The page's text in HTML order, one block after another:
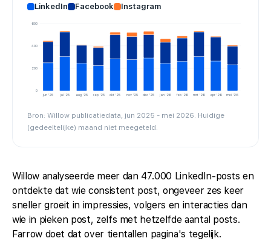
LinkedIn Facebook Instagram
0
200
400
600
jun '25 jul '25 aug '25 sep '25 okt '25 nov '25 dec '25 jan '26 feb '26 mrt '26 apr '26 mei '26
Bron: Willow publicatiedata, jun 2025 - mei 2026. Huidige
(gedeeltelijke) maand niet meegeteld.
Willow analyseerde meer dan 47.000 LinkedIn-posts en
ontdekte dat wie consistent post, ongeveer zes keer
sneller groeit in impressies, volgers en interacties dan
wie in pieken post, zelfs met hetzelfde aantal posts.
Farrow doet dat over tientallen pagina's tegelijk.